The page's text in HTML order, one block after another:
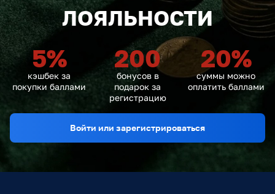
ЛОЯЛЬНОСТИ
5%
кэшбек за
покупки баллами
200
бонусов в
подарок за
регистрацию
20%
суммы можно
оплатить баллами
Войти или зарегистрироваться